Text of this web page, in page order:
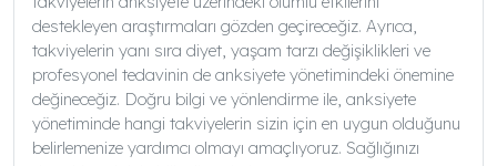
destekleyen araştırmaları gözden geçireceğiz. Ayrıca,
takviyelerin yanı sıra diyet, yaşam tarzı değişiklikleri ve
profesyonel tedavinin de anksiyete yönetimindeki önemine
değineceğiz. Doğru bilgi ve yönlendirme ile, anksiyete
yönetiminde hangi takviyelerin sizin için en uygun olduğunu
belirlemenize yardımcı olmayı amaçlıyoruz. Sağlığınızı